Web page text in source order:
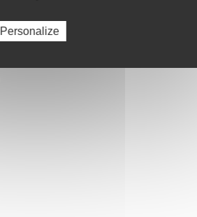
Personalize